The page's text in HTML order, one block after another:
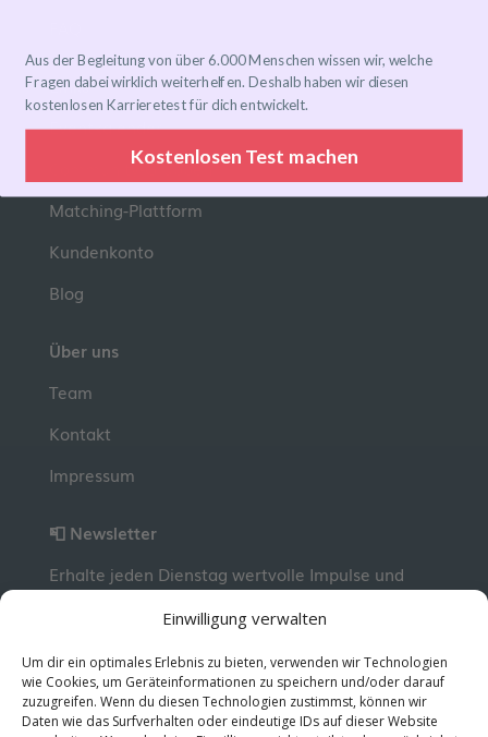
Einwilligung verwalten
Um dir ein optimales Erlebnis zu bieten, verwenden wir Technologien
wie Cookies, um Geräteinformationen zu speichern und/oder darauf
zuzugreifen. Wenn du diesen Technologien zustimmst, können wir
Daten wie das Surfverhalten oder eindeutige IDs auf dieser Website
Links
Eventkalender
Community-Gruppen
Matching-Plattform
Kundenkonto
Blog
Über uns
Team
Kontakt
Impressum
📮 Newsletter
Erhalte jeden Dienstag wertvolle Impulse und
kostenlos abonnieren!
© 2026 MentorMe. Alle Rechte vorbehalten.
Aus der Begleitung von über 6.000 Menschen wissen wir, welche
Fragen dabei wirklich weiterhelfen. Deshalb haben wir diesen
kostenlosen Karrieretest für dich entwickelt.
Kostenlosen Test machen